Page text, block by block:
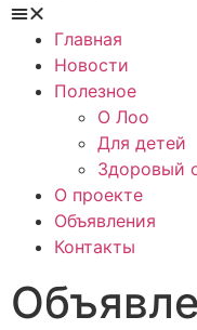
Главная
Новости
Полезное
О Лоо
Для детей
Здоровый
О проекте
Объявления
Контакты